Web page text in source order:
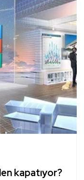
kapatıyor?